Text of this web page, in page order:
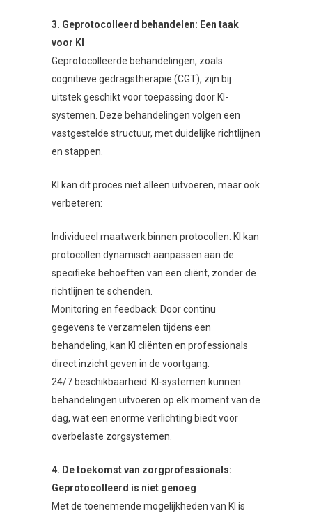
3. Geprotocolleerd behandelen: Een taak
voor KI
Geprotocolleerde behandelingen, zoals
cognitieve gedragstherapie (CGT), zijn bij
uitstek geschikt voor toepassing door KI-
systemen. Deze behandelingen volgen een
vastgestelde structuur, met duidelijke richtlijnen
en stappen.
KI kan dit proces niet alleen uitvoeren, maar ook
verbeteren:
Individueel maatwerk binnen protocollen: KI kan
protocollen dynamisch aanpassen aan de
specifieke behoeften van een cliënt, zonder de
richtlijnen te schenden.
Monitoring en feedback: Door continu
gegevens te verzamelen tijdens een
behandeling, kan KI cliënten en professionals
direct inzicht geven in de voortgang.
24/7 beschikbaarheid: KI-systemen kunnen
behandelingen uitvoeren op elk moment van de
dag, wat een enorme verlichting biedt voor
overbelaste zorgsystemen.
4. De toekomst van zorgprofessionals:
Geprotocolleerd is niet genoeg
Met de toenemende mogelijkheden van KI is